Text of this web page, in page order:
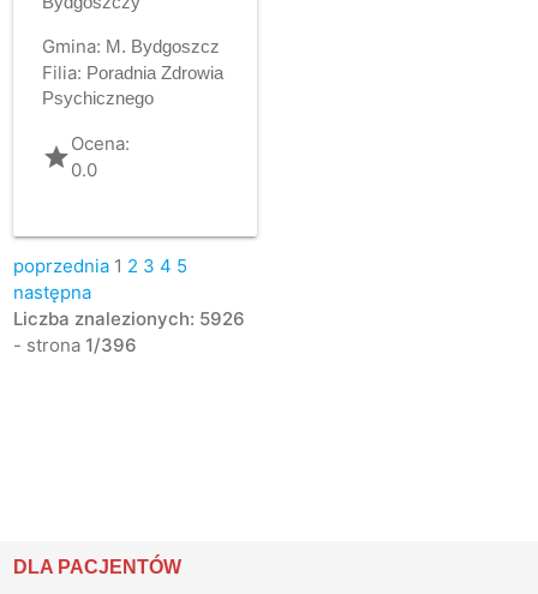
Gmina: M. Bydgoszcz
Filia: Poradnia Zdrowia
Psychicznego
gradeOcena:
0.0
poprzednia 1 2 3 4 5
następna
Liczba znalezionych: 5926
- strona 1/396
DLA PACJENTÓW